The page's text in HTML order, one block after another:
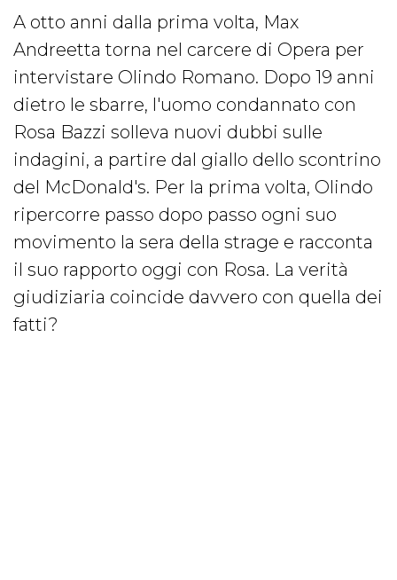
A otto anni dalla prima volta, Max
Andreetta torna nel carcere di Opera per
intervistare Olindo Romano. Dopo 19 anni
dietro le sbarre, l'uomo condannato con
Rosa Bazzi solleva nuovi dubbi sulle
indagini, a partire dal giallo dello scontrino
del McDonald's. Per la prima volta, Olindo
ripercorre passo dopo passo ogni suo
movimento la sera della strage e racconta
il suo rapporto oggi con Rosa. La verità
giudiziaria coincide davvero con quella dei
fatti?